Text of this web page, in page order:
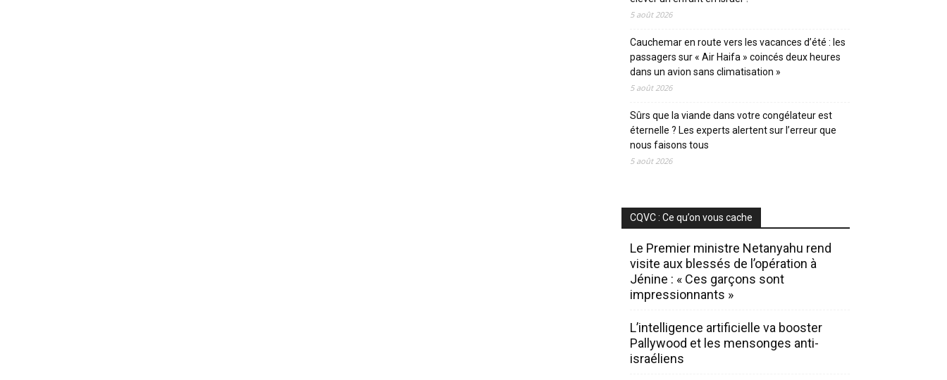
5 août 2026
Cauchemar en route vers les vacances d’été : les
passagers sur « Air Haifa » coincés deux heures
dans un avion sans climatisation »
5 août 2026
Sûrs que la viande dans votre congélateur est
éternelle ? Les experts alertent sur l’erreur que
nous faisons tous
5 août 2026
CQVC : Ce qu’on vous cache
Le Premier ministre Netanyahu rend
visite aux blessés de l’opération à
Jénine : « Ces garçons sont
impressionnants »
L’intelligence artificielle va booster
Pallywood et les mensonges anti-
israéliens